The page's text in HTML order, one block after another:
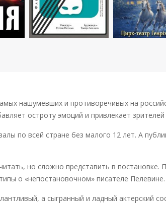
нашумевших и противоречивых на
остроту эмоций и привлекает
по всей стране без малого 12 лет. А
но сложно представить в постановке.
о «непостановочном» писателе Пелевине.
а сыгранный и ладный актерский